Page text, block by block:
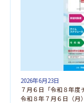
2026年6月23日